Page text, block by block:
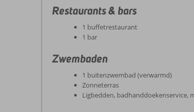
Restaurants & bars
1 buffetrestaurant
1 bar
Zwembaden
1 buitenzwembad (verwarmd)
Zonneterras
Ligbedden, badhanddoekenservice,